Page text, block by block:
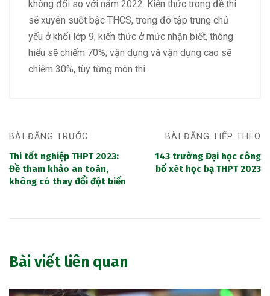
không đổi so với năm 2022. Kiến thức trong đề thi
sẽ xuyên suốt bậc THCS, trong đó tập trung chủ
yếu ở khối lớp 9; kiến thức ở mức nhận biết, thông
hiểu sẽ chiếm 70%; vận dụng và vận dụng cao sẽ
chiếm 30%, tùy từng môn thi.
BÀI ĐĂNG TRƯỚC
Thi tốt nghiệp THPT 2023:
Đề tham khảo an toàn,
không có thay đổi đột biến
BÀI ĐĂNG TIẾP THEO
143 trường Đại học công
bố xét học bạ THPT 2023
Bài viết liên quan